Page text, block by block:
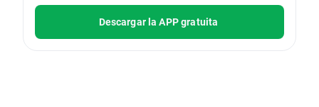
Descargar la APP gratuita